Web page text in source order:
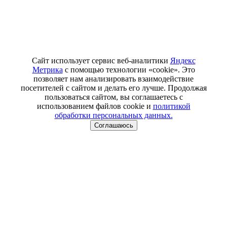
Сайт использует сервис веб-аналитики Яндекс
Метрика с помощью технологии «cookie». Это
позволяет нам анализировать взаимодействие
посетителей с сайтом и делать его лучше. Продолжая
пользоваться сайтом, вы соглашаетесь с
использованием файлов cookie и политикой
обработки персональных данных.
Соглашаюсь